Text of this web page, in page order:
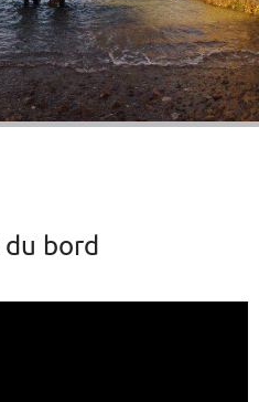
bord